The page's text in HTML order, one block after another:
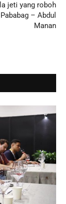
jeti yang roboh
– Abdul
Manan